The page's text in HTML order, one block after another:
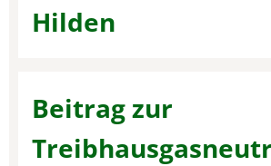
Hilden
Beitrag zur